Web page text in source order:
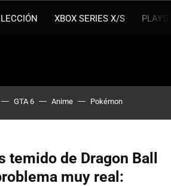
XBOX SERIES X/S
GTA 6 Anime Pokémon
temido de Dragon Ball
muy real: